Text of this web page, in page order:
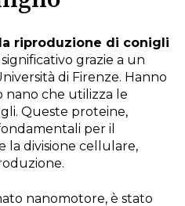
riproduzione di conigli
grazie a un
di Firenze. Hanno
nano che utilizza le
Queste proteine,
per il
la divisione cellulare,
nanomotore, è stato